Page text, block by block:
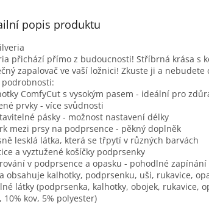
popis produktu
přichází přímo z budoucnosti! Stříbrná krása s
zapalovač ve vaší ložnici! Zkuste ji a
podrobnosti:
ComfyCut s vysokým pasem - ideální pro
prvky - více svůdnosti
pásky - možnost nastavení délky
mezi prsy na podprsence - pěkný doplněk
lesklá látka, která se třpytí v různých barvách
a vyztužené košíčky podprsenky
v podprsence a opasku - pohodlné
obsahuje kalhotky, podprsenku, uši, rukavice,
látky (podprsenka, kalhotky, obojek, rukavice,
10% kov, 5% polyester)